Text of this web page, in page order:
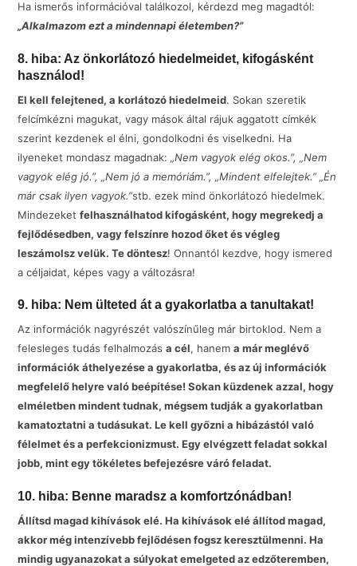
Ha ismerős információval találkozol, kérdezd meg magadtól:
„Alkalmazom ezt a mindennapi életemben?”
8. hiba: Az önkorlátozó hiedelmeidet, kifogásként
használod!
El kell felejtened, a korlátozó hiedelmeid. Sokan szeretik
felcímkézni magukat, vagy mások által rájuk aggatott címkék
szerint kezdenek el élni, gondolkodni és viselkedni. Ha
ilyeneket mondasz magadnak: „Nem vagyok elég okos.”, „Nem
vagyok elég jó.”, „Nem jó a memóriám.”, „Mindent elfelejtek.” „Én
már csak ilyen vagyok.”stb. ezek mind önkorlátozó hiedelmek.
Mindezeketfelhasználhatod kifogásként, hogy megrekedj a
fejlődésedben, vagy felszínre hozod őket és végleg
leszámolsz velük. Te döntesz! Onnantól kezdve, hogy ismered
a céljaidat, képes vagy a változásra!
9. hiba: Nem ülteted át a gyakorlatba a tanultakat!
Az információk nagyrészét valószínűleg már birtoklod. Nem a
felesleges tudás felhalmozása cél, hanema már meglévő
információk áthelyezése a gyakorlatba, és az új információk
megfelelő helyre való beépítése! Sokan küzdenek azzal, hogy
elméletben mindent tudnak, mégsem tudják a gyakorlatban
kamatoztatni a tudásukat. Le kell győzni a hibázástól való
félelmet és a perfekcionizmust. Egy elvégzett feladat sokkal
jobb, mint egy tökéletes befejezésre váró feladat.
10. hiba: Benne maradsz a komfortzónádban!
Állítsd magad kihívások elé. Ha kihívások elé állítod magad,
akkor még intenzívebb fejlődésen fogsz keresztülmenni. Ha
mindig ugyanazokat a súlyokat emelgeted az edzőteremben,